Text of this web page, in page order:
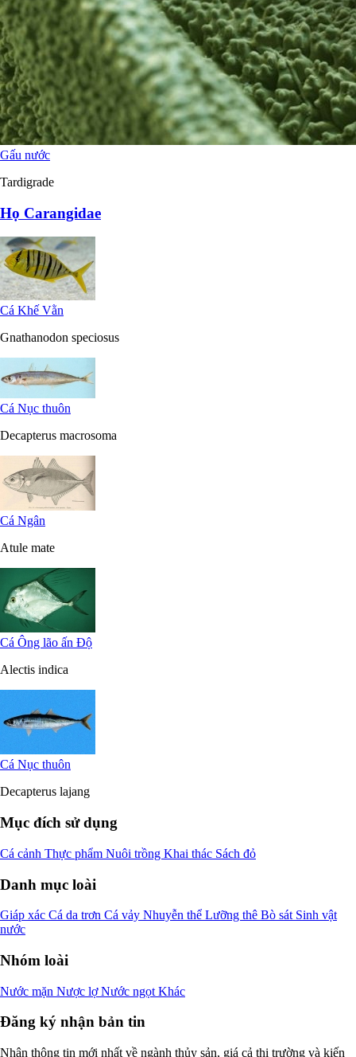
Gấu nước
Tardigrade
Họ Carangidae
Cá Khế Vằn
Gnathanodon speciosus
Cá Nục thuôn
Decapterus macrosoma
Cá Ngân
Atule mate
Cá Ông lão ấn Độ
Alectis indica
Cá Nục thuôn
Decapterus lajang
Mục đích sử dụng
Cá cảnh Thực phẩm Nuôi trồng Khai thác Sách đỏ
Danh mục loài
Giáp xác Cá da trơn Cá vảy Nhuyễn thể Lưỡng thê Bò sát Sinh vật
nước
Nhóm loài
Nước mặn Nược lợNước ngọt Khác
Đăng ký nhận bản tin
Nhận thông tin mới nhất về ngành thủy sản, giá cả thị trường và kiến